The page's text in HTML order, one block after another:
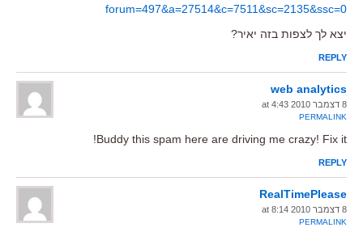
forum=497&a=27514&c=7511&sc=2135&ssc=0
יצא לך לצפות בזה יאיר?
REPLY
web analytics
8 דצמבר 2010 at 4:43
PERMALINK
Buddy this spam here are driving me crazy! Fix it!
REPLY
RealTimePlease
8 דצמבר 2010 at 8:14
PERMALINK